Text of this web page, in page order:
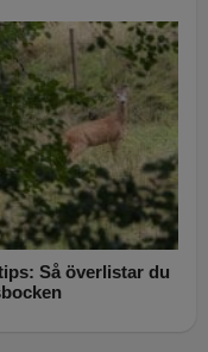
Så överlistar du